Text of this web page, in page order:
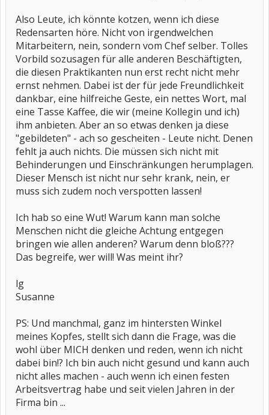
Also Leute, ich könnte kotzen, wenn ich diese
Redensarten höre. Nicht von irgendwelchen
Mitarbeitern, nein, sondern vom Chef selber. Tolles
Vorbild sozusagen für alle anderen Beschäftigten,
die diesen Praktikanten nun erst recht nicht mehr
ernst nehmen. Dabei ist der für jede Freundlichkeit
dankbar, eine hilfreiche Geste, ein nettes Wort, mal
eine Tasse Kaffee, die wir (meine Kollegin und ich)
ihm anbieten. Aber an so etwas denken ja diese
"gebildeten" - ach so gescheiten - Leute nicht. Denen
fehlt ja auch nichts. Die müssen sich nicht mit
Behinderungen und Einschränkungen herumplagen.
Dieser Mensch ist nicht nur sehr krank, nein, er
muss sich zudem noch verspotten lassen!
Ich hab so eine Wut! Warum kann man solche
Menschen nicht die gleiche Achtung entgegen
bringen wie allen anderen? Warum denn bloß???
Das begreife, wer will! Was meint ihr?
lg
Susanne
PS: Und manchmal, ganz im hintersten Winkel
meines Kopfes, stellt sich dann die Frage, was die
wohl über MICH denken und reden, wenn ich nicht
dabei bin!? Ich bin auch nicht gesund und kann auch
nicht alles machen - auch wenn ich einen festen
Arbeitsvertrag habe und seit vielen Jahren in der
Firma bin ...